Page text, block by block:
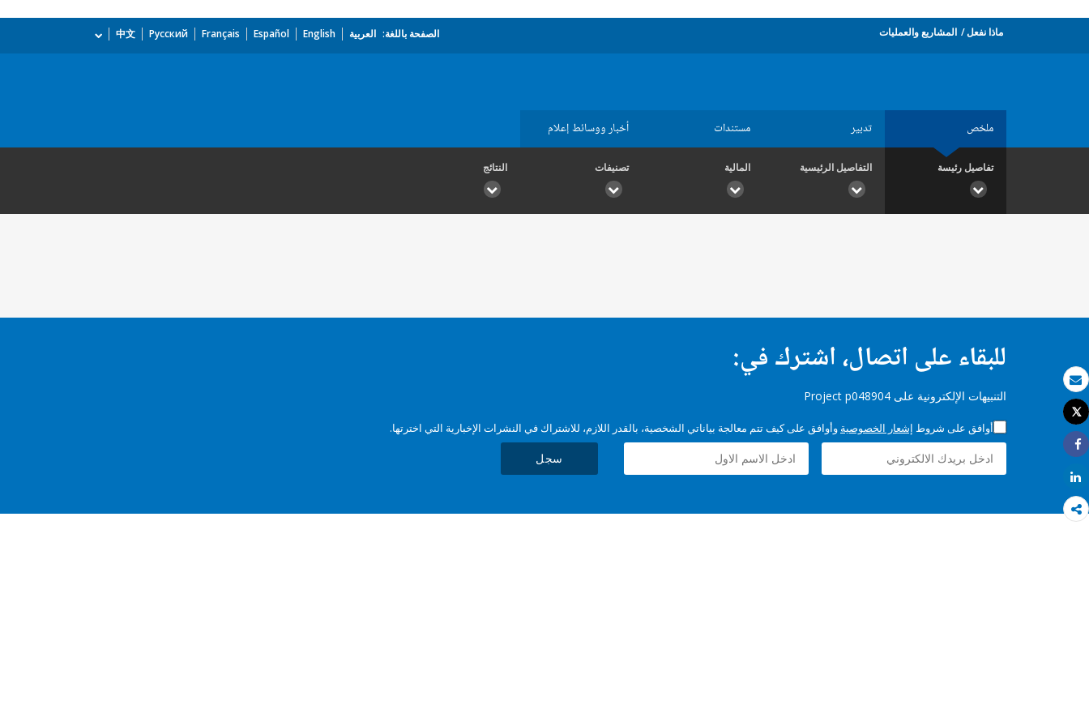
بريد الكتروني
طباعة
Tweet
Share
Share
ماذا نفعل المشاريع والعمليات الصفحة باللغة: العربية English
Español
Français
Русский
中文
ملخص تدبير مستندات أخبار ووسائط إعلام
تفاصيل رئيسة التفاصيل الرئيسية المالية تصنيفات النتائج
للبقاء على اتصال، اشترك في:
التنبيهات الإلكترونية على Project p048904
أوافق على شروط إشعار الخصوصية وأوافق على كيف تتم معالجة بياناتي الشخصية، بالقدر اللازم، للاشتراك في النشرات الإخبارية التي اخترتها.
سجل